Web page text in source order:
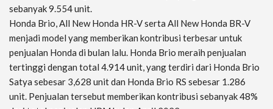
sebanyak 9.554 unit.
Honda Brio, All New Honda HR-V serta All New Honda BR-V
menjadi model yang memberikan kontribusi terbesar untuk
penjualan Honda di bulan lalu. Honda Brio meraih penjualan
tertinggi dengan total 4.914 unit, yang terdiri dari Honda Brio
Satya sebesar 3,628 unit dan Honda Brio RS sebesar 1.286
unit. Penjualan tersebut memberikan kontribusi sebanyak 48%